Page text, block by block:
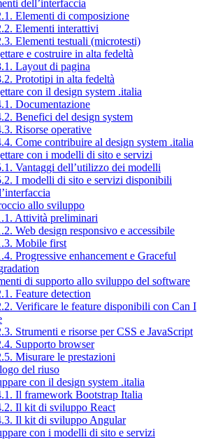
dell’interfaccia
Elementi di composizione
Elementi interattivi
Elementi testuali (microtesti)
e costruire in alta fedeltà
Layout di pagina
Prototipi in alta fedeltà
con il design system .italia
Documentazione
Benefici del design system
Risorse operative
Come contribuire al design system .italia
con i modelli di sito e servizi
Vantaggi dell’utilizzo dei modelli
I modelli di sito e servizi disponibili
allo sviluppo
Attività preliminari
Web design responsivo e accessibile
Mobile first
Progressive enhancement e Graceful
di supporto allo sviluppo del software
Feature detection
Verificare le feature disponibili con Can I
Strumenti e risorse per CSS e JavaScript
Supporto browser
Misurare le prestazioni
del riuso
con il design system .italia
Il framework Bootstrap Italia
Il kit di sviluppo React
Il kit di sviluppo Angular
con i modelli di sito e servizi